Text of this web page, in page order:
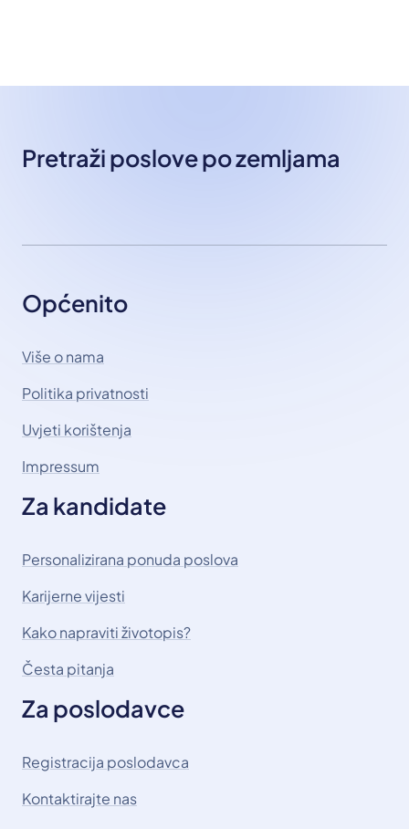
Pretraži poslove po zemljama
Općenito
Više o nama
Politika privatnosti
Uvjeti korištenja
Impressum
Za kandidate
Personalizirana ponuda poslova
Karijerne vijesti
Kako napraviti životopis?
Česta pitanja
Za poslodavce
Registracija poslodavca
Kontaktirajte nas